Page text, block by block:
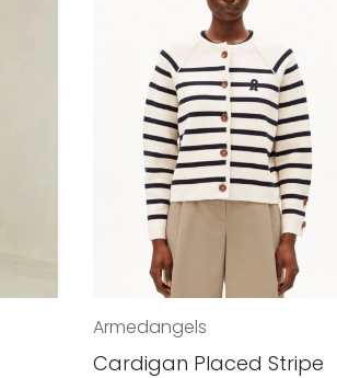
Armedangels
Cardigan Placed Stripe